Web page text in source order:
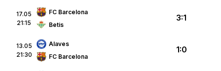
17.05
21:15
FC Barcelona
Betis
3:1
13.05
21:30
Alaves
FC Barcelona
1:0